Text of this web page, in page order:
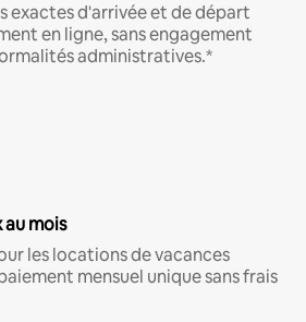
exactes d'arrivée et de départ
en ligne, sans engagement
administratives.*
mois
les locations de vacances
mensuel unique sans frais